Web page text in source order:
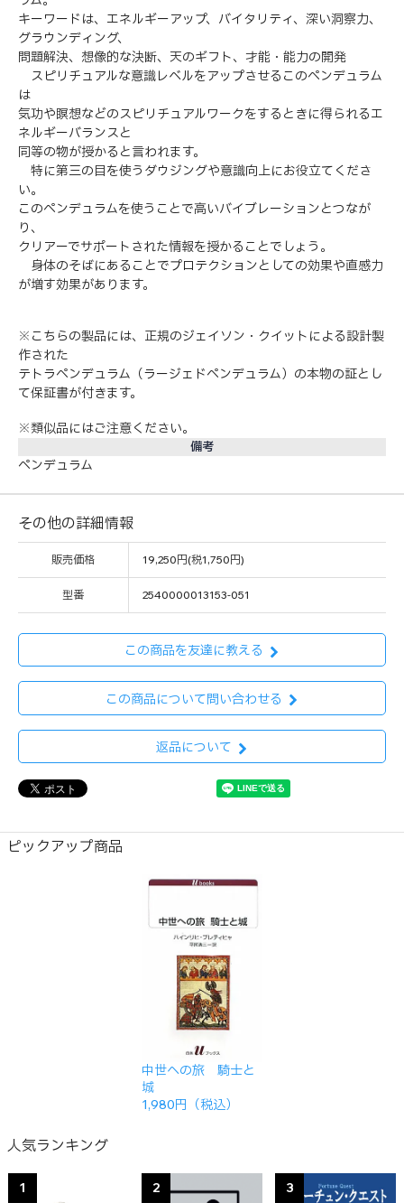
キーワードは、エネルギーアップ、バイタリティ、深い洞察力、
グラウンディング、
問題解決、想像的な決断、天のギフト、才能・能力の開発
スピリチュアルな意識レベルをアップさせるこのペンデュラム
は
気功や瞑想などのスピリチュアルワークをするときに得られるエ
ネルギーバランスと
同等の物が授かると言われます。
特に第三の目を使うダウジングや意識向上にお役立てくださ
い。
このペンデュラムを使うことで高いバイブレーションとつなが
り、
クリアーでサポートされた情報を授かることでしょう。
身体のそばにあることでプロテクションとしての効果や直感力
が増す効果があります。
※こちらの製品には、正規のジェイソン・クイットによる設計製
作された
テトラペンデュラム（ラージェドペンデュラム）の本物の証とし
て保証書が付きます。
※類似品にはご注意ください。
備考
ペンデュラム
その他の詳細情報
販売価格 19,250円(税1,750円)
型番 2540000013153-051
この商品を友達に教える
この商品について問い合わせる
返品について
ピックアップ商品
中世への旅 騎士と
城
1,980円（税込）
人気ランキング
1 2 3